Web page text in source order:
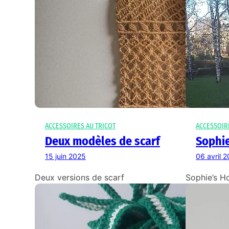
ACCESSOIRES AU TRICOT
Deux modèles de scarf
15 juin 2025
Deux versions de scarf
06 avril
Sophie’s